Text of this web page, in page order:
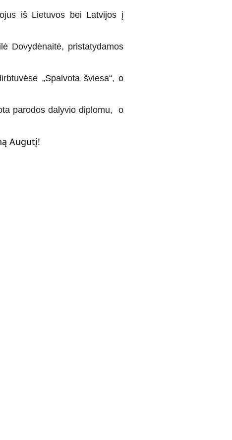
iš Lietuvos bei Latvijos į
Dovydėnaitė, pristatydamos
„Spalvota šviesa“, o
parodos dalyvio diplomu, o
Augutį!